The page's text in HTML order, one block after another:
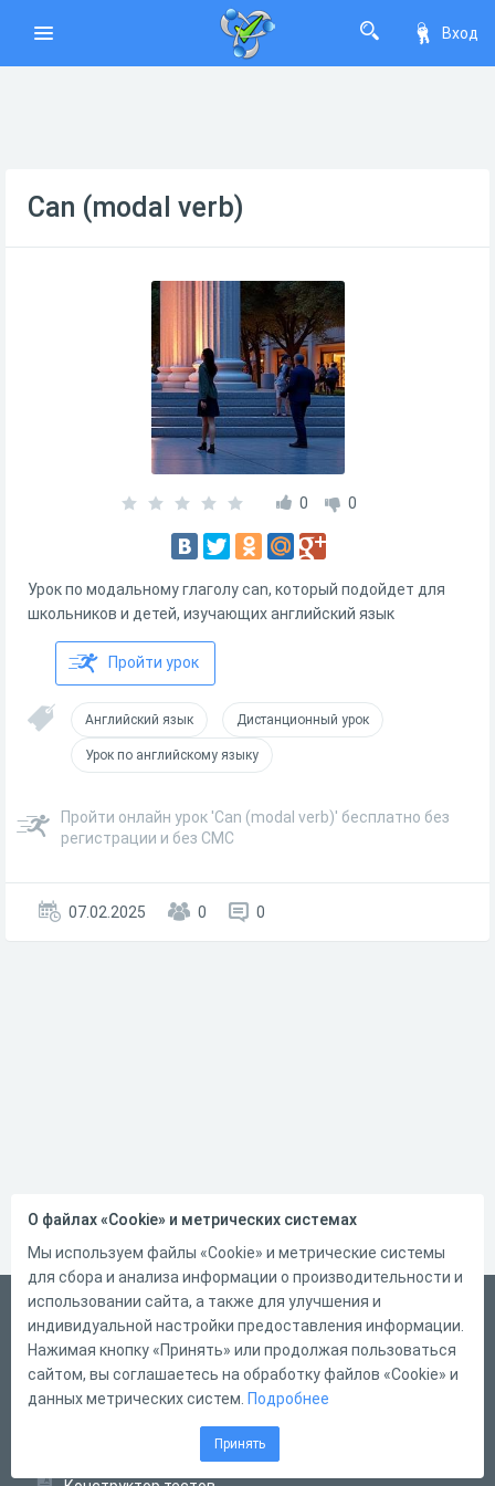
Вход
Can (modal verb)
0 0
Урок по модальному глаголу can, который подойдет для
школьников и детей, изучающих английский язык
Пройти урок
Английский язык Дистанционный урок
Урок по английскому языку
Пройти онлайн урок 'Can (modal verb)' бесплатно без
регистрации и без СМС
07.02.2025 0 0
Русский
Справка
Форма обратной связи
О файлах «Cookie» и метрических системах
Мы используем файлы «Cookie» и метрические системы
для сбора и анализа информации о производительности и
использовании сайта, а также для улучшения и
индивидуальной настройки предоставления информации.
Нажимая кнопку «Принять» или продолжая пользоваться
сайтом, вы соглашаетесь на обработку файлов «Cookie» и
данных метрических систем. Подробнее
Принять